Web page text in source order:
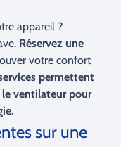
appareil ?
Réservez une
votre confort
permettent
le ventilateur pour
sur une